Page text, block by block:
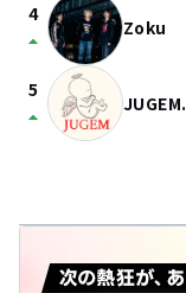
4
arrow_drop_up Zoku
5
arrow_drop_up JUGEM.